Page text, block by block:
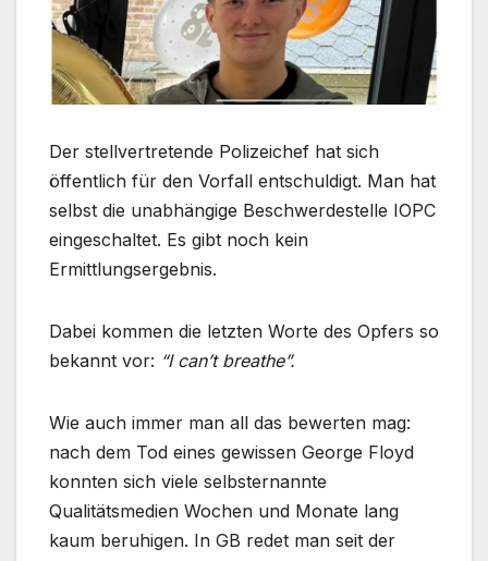
Der stellvertretende Polizeichef hat sich
öffentlich für den Vorfall entschuldigt. Man hat
selbst die unabhängige Beschwerdestelle IOPC
eingeschaltet. Es gibt noch kein
Ermittlungsergebnis.
Dabei kommen die letzten Worte des Opfers so
bekannt vor: “I can’t breathe”.
Wie auch immer man all das bewerten mag:
nach dem Tod eines gewissen George Floyd
konnten sich viele selbsternannte
Qualitätsmedien Wochen und Monate lang
kaum beruhigen. In GB redet man seit der